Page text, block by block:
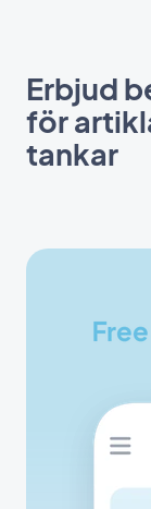
Erbjud
för
tankar